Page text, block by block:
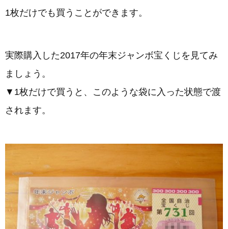
1枚だけでも買うことができます。
実際購入した2017年の年末ジャンボ宝くじを見てみ
ましょう。
▼1枚だけで買うと、このような袋に入った状態で渡
されます。